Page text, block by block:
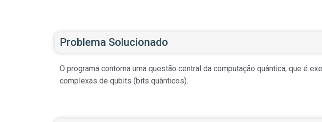
Problema Solucionado
O programa contorna uma questão central da computação quântica, que é
complexas de qubits (bits quânticos).